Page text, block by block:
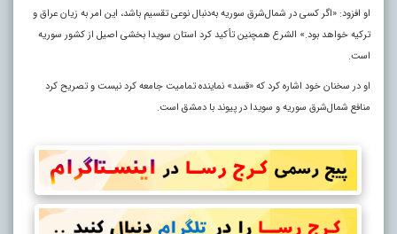
او افزود: «اگر کسی در شمال‌شرق سوریه به‌دنبال نوعی تقسیم باشد، این امر به زیان عراق و
ترکیه خواهد بود.» الشرع همچنین تأکید کرد استان سویدا بخشی اصیل از کشور سوریه
است.
او در سخنان خود اشاره کرد که «قسد» نماینده تمامیت جامعه کرد نیست و تصریح کرد
منافع شمال‌شرق سوریه و سویدا در پیوند با دمشق است.